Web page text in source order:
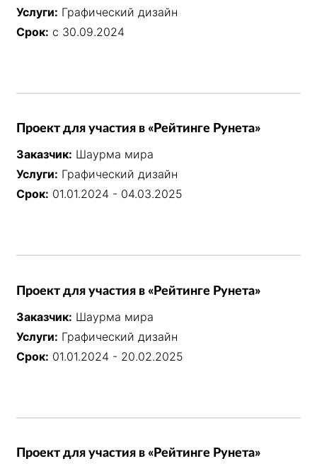
Услуги: Графический дизайн
Срок: с 30.09.2024
Проект для участия в «Рейтинге Рунета»
Заказчик: Шаурма мира
Услуги: Графический дизайн
Срок: 01.01.2024 - 04.03.2025
Проект для участия в «Рейтинге Рунета»
Заказчик: Шаурма мира
Услуги: Графический дизайн
Срок: 01.01.2024 - 20.02.2025
Проект для участия в «Рейтинге Рунета»